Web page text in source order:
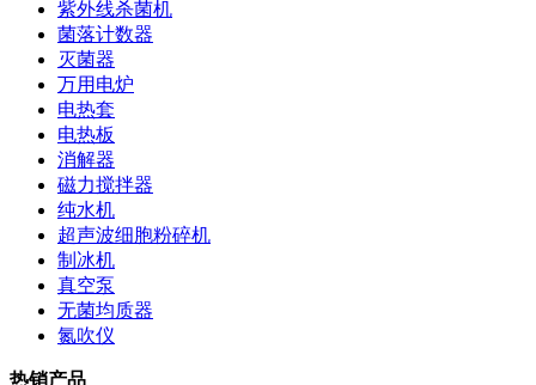
紫外线杀菌机
菌落计数器
灭菌器
万用电炉
电热套
电热板
消解器
磁力搅拌器
纯水机
超声波细胞粉碎机
制冰机
真空泵
无菌均质器
氮吹仪
热销产品